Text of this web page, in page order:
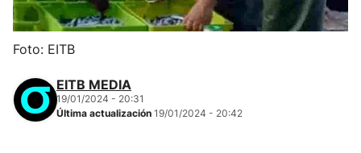
Foto: EITB
EITB MEDIA
19/01/2024 - 20:31
Última actualización 19/01/2024 - 20:42